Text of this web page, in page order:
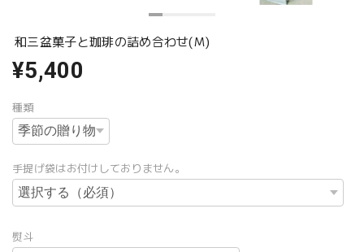
和三盆菓子と珈琲の詰め合わせ(Ｍ)
¥5,400
種類
手提げ袋はお付けしておりません。
熨斗